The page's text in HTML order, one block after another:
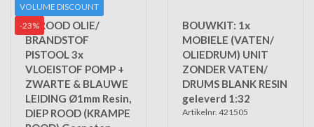
VOLUME DISCOUNT
-23%
3x ROOD OLIE/
BRANDSTOF
PISTOOL 3x
VLOEISTOF POMP +
ZWARTE & BLAUWE
LEIDING Ø1mm Resin,
DIEP ROOD (KRAMPE
BOUWKIT: 1x
MOBIELE (VATEN/
OLIEDRUM) UNIT
ZONDER VATEN/
DRUMS BLANK RESIN
geleverd 1:32
Artikelnr. 421505